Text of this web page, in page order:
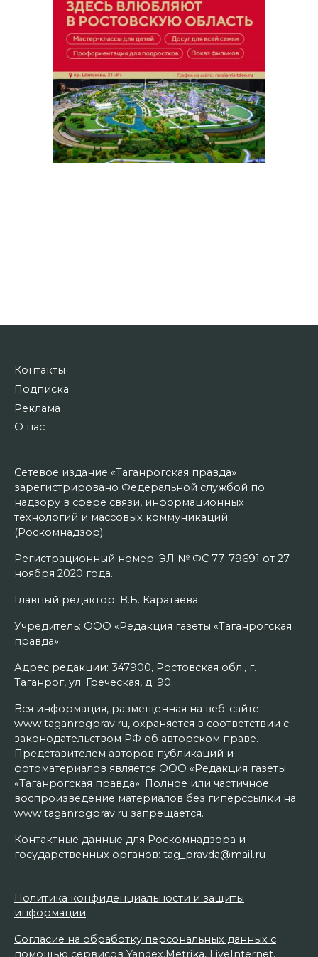
Контакты
Подписка
Реклама
О нас
Сетевое издание «Таганрогская правда»
зарегистрировано Федеральной службой по
надзору в сфере связи, информационных
технологий и массовых коммуникаций
(Роскомнадзор).
Регистрационный номер: ЭЛ № ФС 77–79691 от 27
ноября 2020 года.
Главный редактор: В.Б. Каратаева.
Учредитель: ООО «Редакция газеты «Таганрогская
правда».
Адрес редакции: 347900, Ростовская обл., г.
Таганрог, ул. Греческая, д. 90.
Вся информация, размещенная на веб-сайте
www.taganrogprav.ru, охраняется в соответствии с
законодательством РФ об авторском праве.
Представителем авторов публикаций и
фотоматериалов является ООО «Редакция газеты
«Таганрогская правда». Полное или частичное
воспроизведение материалов без гиперссылки на
www.taganrogprav.ru запрещается.
Контактные данные для Роскомнадзора и
государственных органов: tag_pravda@mail.ru
Политика конфиденциальности и защиты
информации
Согласие на обработку персональных данных с
помощью сервисов Yandex.Metrika, LiveInternet,